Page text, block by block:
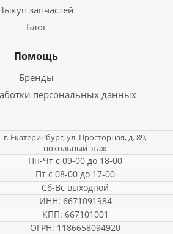
запчастей
Блог
Помощь
Бренды
персональных данных
г. Екатеринбург, ул. Просторная, д. 89,
цокольный этаж
Пн-Чт с 09-00 до 18-00
Пт с 08-00 до 17-00
Сб-Вс выходной
ИНН: 6671091984
КПП: 667101001
ОГРН: 1186658094920